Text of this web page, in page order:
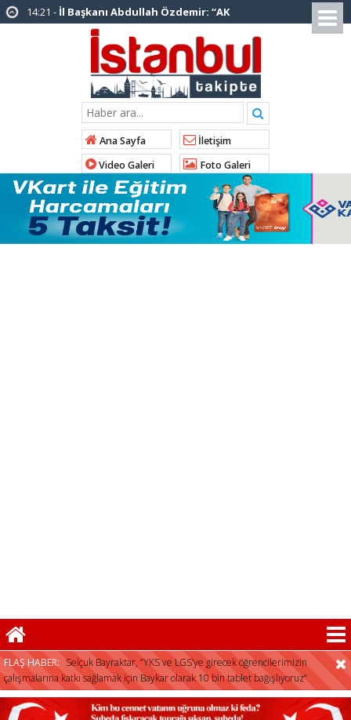
14:20 - Şadi Yazıcı, “Silivri’den alınan talimatla
hakkımda karalama kampanyası yürütülüyor”
AK Parti’ye katılan ilçe belediye
başkanlarından İl Başkanı Özdemir’e ziyaret
Tuzla Belediye Başkanı Eren Ali
Bingöl’den İBB’ye tepki
İstanbul Emniyet Müdürlüğünden
“Gök Kubbe’de, Mavi Vatan’da, Şanlı Topraklarda:
İstanbul Emniyeti Her Yerde” paylaşımı
19:26 -Çekmeköy Belediye Başkanı Orhan
Çerkez AK Parti’ye katıldı
Ana Sayfa
İletişim
Video Galeri
Foto Galeri
FLAŞ HABER: Selçuk Bayraktar, “YKS ve LGS’ye girecek öğrencilerimizin
çalışmalarına katkı sağlamak için Baykar olarak 10 bin tablet bağışlıyoruz”